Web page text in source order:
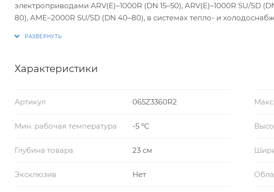
электроприводами ARV(E)–1000R (DN 15–50), ARV(E)–1000R SU/SD
80), AME–2000R SU/SD (DN 40–80), в системах тепло- и
Характеристики
Артикул 065Z3360R2
Мин. рабочая температура -5 °С
Глубина товара 23 см
Эксклюзив Нет